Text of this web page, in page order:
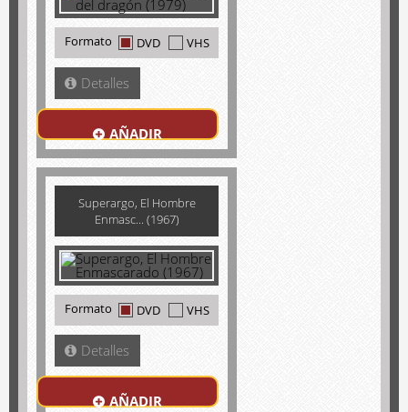
Formato DVD VHS
Detalles
AÑADIR
Superargo, El Hombre
Enmasc... (1967)
Formato DVD VHS
Detalles
AÑADIR